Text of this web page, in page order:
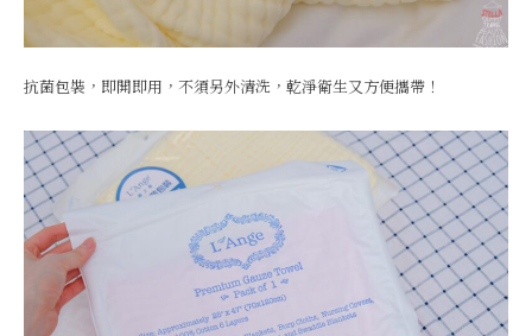
抗菌包裝，即開即用，不須另外清洗，乾淨衛生又方便攜帶！